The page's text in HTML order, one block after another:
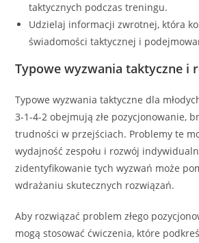
taktycznych podczas treningu.
Udzielaj informacji zwrotnej, która
świadomości taktycznej i
Typowe wyzwania taktyczne i
Typowe wyzwania taktyczne dla
3-1-4-2 obejmują złe pozycjonowanie,
trudności w przejściach. Problemy te
wydajność zespołu i rozwój
zidentyfikowanie tych wyzwań może
wdrażaniu skutecznych rozwiązań.
Aby rozwiązać problem złego
mogą stosować ćwiczenia, które